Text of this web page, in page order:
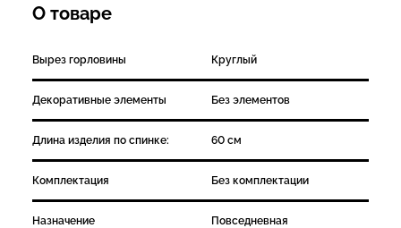
О товаре
Вырез горловины Круглый
Декоративные элементы Без элементов
Длина изделия по спинке: 60 см
Комплектация Без комплектации
Назначение Повседневная